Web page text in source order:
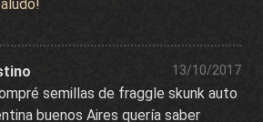
13/10/2017
semillas de fraggle skunk auto
buenos Aires quería saber